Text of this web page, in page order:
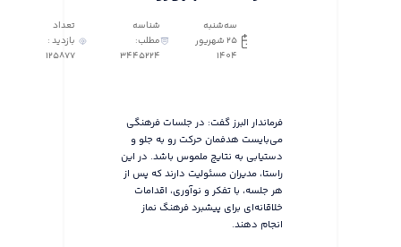
سه‌شنبه
25 شهریور
1404
شناسه
مطلب:
3445224
تعداد
بازدید :
125877
فرماندار البرز گفت: در جلسات فرهنگی
می‌بایست هدفمان حرکت رو به جلو و
دستیابی به نتایج ملموس باشد. در این
راستا، مدیران مسئولیت دارند که پس از
هر جلسه، با تفکر و نوآوری، اقدامات
خلاقانه‌ای برای پیشبرد فرهنگ نماز
انجام دهند.